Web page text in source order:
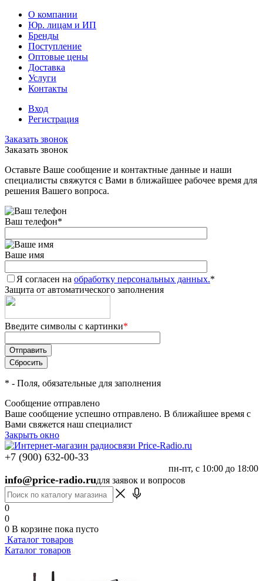
О компании
Юр. лицам и ИП
Бренды
Поступление
Оптовые цены
Доставка
Услуги
Контакты
Вход
Регистрация
Заказать звонок
Заказать звонок
Оставьте Ваше сообщение и контактные данные и наши
специалисты свяжутся с Вами в ближайшее рабочее время для
решения Вашего вопроса.
Ваш телефон*
Ваше имя
Я согласен на обработку персональных данных.*
Защита от автоматического заполнения
Введите символы с картинки*
* - Поля, обязательные для заполнения
Сообщение отправлено
Ваше сообщение успешно отправлено. В ближайшее время с
Вами свяжется наш специалист
Закрыть окно
+7 (900) 632-00-33
пн-пт, с 10:00 до 18:00
info@price-radio.ruдля заявок и вопросов
0
0
0 В корзине пока пусто
Каталог товаров
Каталог товаров